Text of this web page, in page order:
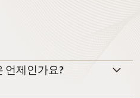
언제인가요?